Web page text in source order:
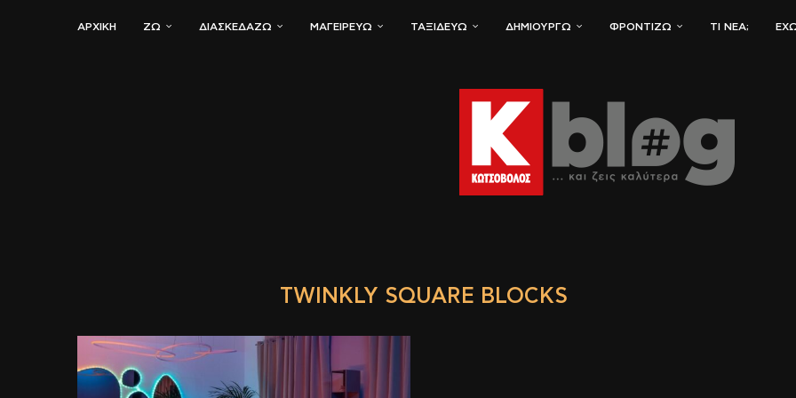
ΑΡΧΙΚΗ ΖΏ ΔΙΑΣΚΕΔΆΖΩ ΜΑΓΕΙΡΕΎΩ ΤΑΞΙΔΕΎΩ ΔΗΜΙΟΥΡΓΏ ΦΡΟΝΤΊΖΩ ΤΙ ΝΈΑ;
TWINKLY SQUARE BLOCKS